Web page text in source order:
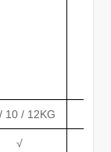
10 / 12KG
√